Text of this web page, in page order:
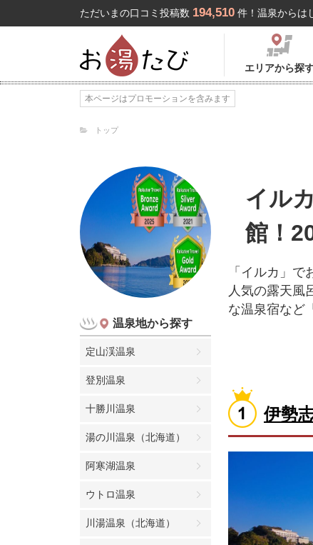
ただいまの口コミ投稿数 194,510 件！温泉からは
エリアから探
本ページはプロモーションを含みます
トップ
温泉地から探す
定山渓温泉
登別温泉
十勝川温泉
湯の川温泉（北海道）
阿寒湖温泉
ウトロ温泉
川湯温泉（北海道）
イル
館！
「イルカ」
人気の露天風
な温泉宿など
伊勢